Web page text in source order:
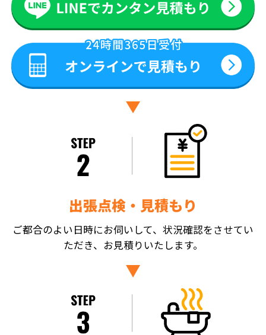
出張点検・見積もり
ご都合のよい日時にお伺いして、状況確認をさせてい
ただき、お見積りいたします。